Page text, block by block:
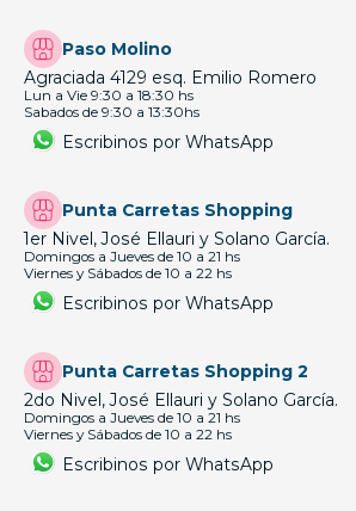
Paso Molino
Agraciada 4129 esq. Emilio Romero
Lun a Vie 9:30 a 18:30 hs
Sabados de 9:30 a 13:30hs
Escribinos por WhatsApp
Punta Carretas Shopping
1er Nivel, José Ellauri y Solano García.
Domingos a Jueves de 10 a 21 hs
Viernes y Sábados de 10 a 22 hs
Escribinos por WhatsApp
Punta Carretas Shopping 2
2do Nivel, José Ellauri y Solano García.
Domingos a Jueves de 10 a 21 hs
Viernes y Sábados de 10 a 22 hs
Escribinos por WhatsApp